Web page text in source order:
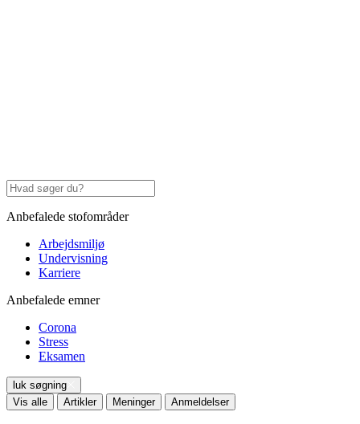
Anbefalede stofområder
Arbejdsmiljø
Undervisning
Karriere
Anbefalede emner
Corona
Stress
Eksamen
luk søgning
Vis alle
Artikler Meninger Anmeldelser